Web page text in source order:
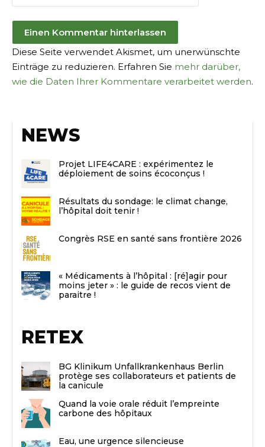
Diese Seite verwendet Akismet, um unerwünschte
Einträge zu reduzieren. Erfahren Sie mehr darüber,
wie die Daten Ihrer Kommentare verarbeitet werden.
NEWS
Projet LIFE4CARE : expérimentez le
déploiement de soins écoconçus !
Résultats du sondage: le climat change,
l’hôpital doit tenir !
Congrès RSE en santé sans frontière 2026
« Médicaments à l’hôpital : [ré]agir pour
moins jeter » : le guide de recos vient de
paraitre !
RETEX
BG Klinikum Unfallkrankenhaus Berlin
protège ses collaborateurs et patients de
la canicule
Quand la voie orale réduit l’empreinte
carbone des hôpitaux
Eau, une urgence silencieuse